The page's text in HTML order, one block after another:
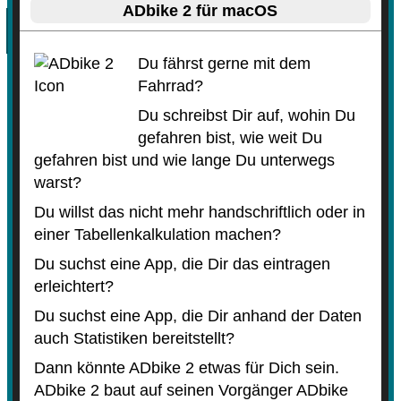
ADbike 2 für macOS
Du fährst gerne mit dem
Fahrrad?
Du schreibst Dir auf, wohin Du
gefahren bist, wie weit Du
gefahren bist und wie lange Du unterwegs
warst?
Du willst das nicht mehr handschriftlich oder in
einer Tabellenkalkulation machen?
Du suchst eine App, die Dir das eintragen
erleichtert?
Du suchst eine App, die Dir anhand der Daten
auch Statistiken bereitstellt?
Dann könnte ADbike 2 etwas für Dich sein.
ADbike 2 baut auf seinen Vorgänger ADbike